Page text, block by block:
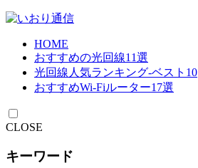
HOME
おすすめの光回線11選
光回線人気ランキング-ベスト10
おすすめWi-Fiルーター17選
CLOSE
キーワード